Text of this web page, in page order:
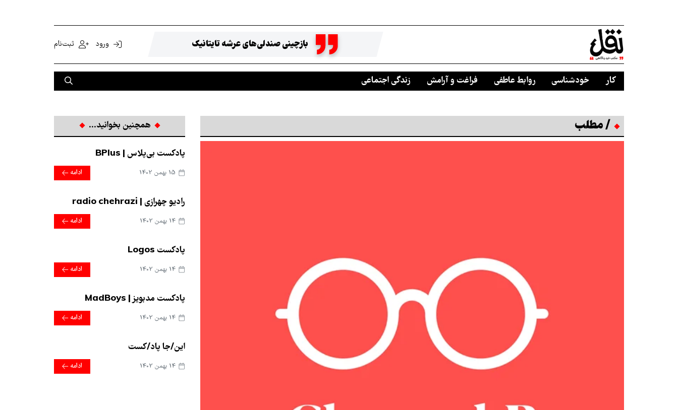
بازچینی صندلی‌های عرشه تایتانیک ورود ثبت‌نام
کار خودشناسی روابط عاطفی فراغت و آرامش زندگی اجتماعی
/ مطلب همچنین بخوانید...
پادکست بی‌پلاس | BPlus
ادامه
رادیو چهرازی | radio chehrazi
ادامه
پادکست Logos
ادامه
پادکست مدبویز | MadBoys
ادامه
این/جا پاد/کست
ادامه